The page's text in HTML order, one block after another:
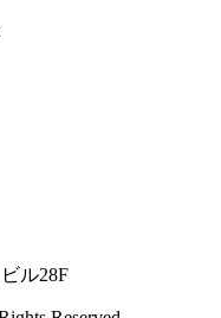
ル28F